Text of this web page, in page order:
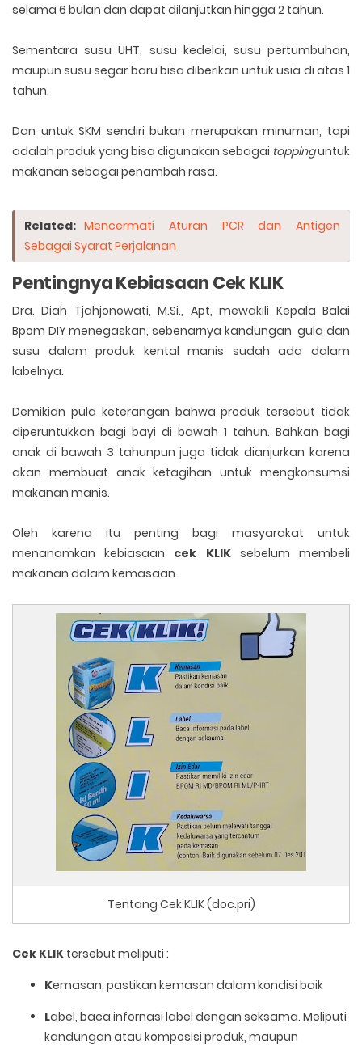
selama 6 bulan dan dapat dilanjutkan hingga 2 tahun.
Sementara susu UHT, susu kedelai, susu pertumbuhan,
maupun susu segar baru bisa diberikan untuk usia di atas 1
tahun.
Dan untuk SKM sendiri bukan merupakan minuman, tapi
adalah produk yang bisa digunakan sebagai toppinguntuk
makanan sebagai penambah rasa.
Related: Mencermati Aturan PCR dan Antigen
Sebagai Syarat Perjalanan
Pentingnya Kebiasaan Cek KLIK
Dra. Diah Tjahjonowati, M.Si., Apt, mewakili Kepala Balai
Bpom DIY menegaskan, sebenarnya kandungan gula dan
susu dalam produk kental manis sudah ada dalam
labelnya.
Demikian pula keterangan bahwa produk tersebut tidak
diperuntukkan bagi bayi di bawah 1 tahun. Bahkan bagi
anak di bawah 3 tahunpun juga tidak dianjurkan karena
akan membuat anak ketagihan untuk mengkonsumsi
makanan manis.
Oleh karena itu penting bagi masyarakat untuk
menanamkan kebiasaan cek KLIK sebelum membeli
makanan dalam kemasaan.
Tentang Cek KLIK (doc.pri)
Cek KLIK tersebut meliputi :
Kemasan, pastikan kemasan dalam kondisi baik
Label, baca infornasi label dengan seksama. Meliputi
kandungan atau komposisi produk, maupun